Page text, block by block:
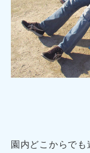
園内どこからで